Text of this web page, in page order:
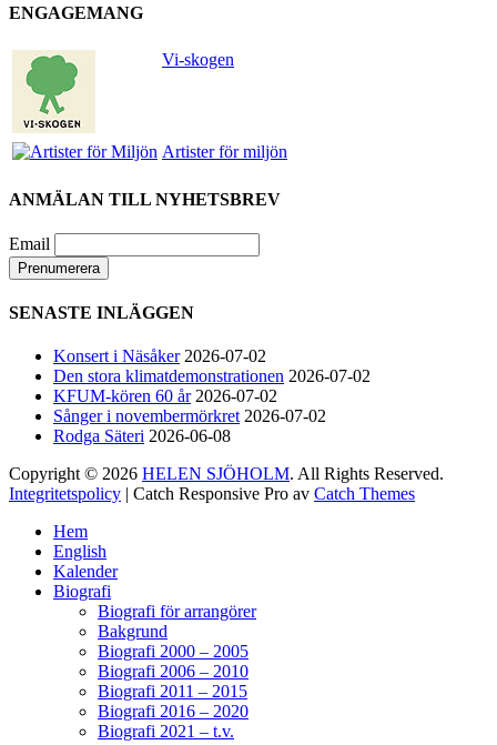
Gör som jag - kom dit!! Det blir grymt
Ruben Granditsky och de är för kvällen
82
Helen Sjöholm
2 months ago
Hurra!!
Nu släpps biljetterna till ”Ritsch Ratsch på
Vasan” - den enda julshow du behöver. Sällan
tidigare har vi behövt skratta som nu!!Jacke,
Sussie, Andreas & ett finfint band under
129 7 4
Helen Sjöholm
ENGAGEMANG
Vi-skogen
Artister för miljön
ANMÄLAN TILL NYHETSBREV
Email
SENASTE INLÄGGEN
Konsert i Näsåker 2026-07-02
Den stora klimatdemonstrationen 2026-07-02
KFUM-kören 60 år 2026-07-02
Sånger i novembermörkret 2026-07-02
Rodga Säteri 2026-06-08
Copyright © 2026 HELEN SJÖHOLM. All Rights Reserved.
Integritetspolicy | Catch Responsive Pro av Catch Themes
Hem
English
Kalender
Biografi
Biografi för arrangörer
Bakgrund
Biografi 2000 – 2005
Biografi 2006 – 2010
Biografi 2011 – 2015
Biografi 2016 – 2020
Biografi 2021 – t.v.